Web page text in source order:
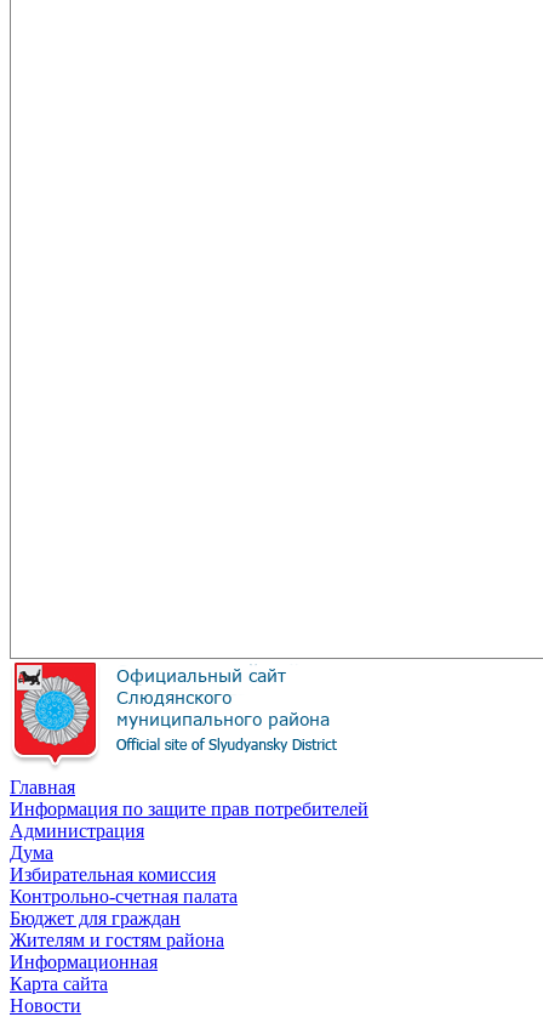
Главная
Информация по защите прав потребителей
Администрация
Дума
Избирательная комиссия
Контрольно-счетная палата
Бюджет для граждан
Жителям и гостям района
Информационная
Карта сайта
Новости